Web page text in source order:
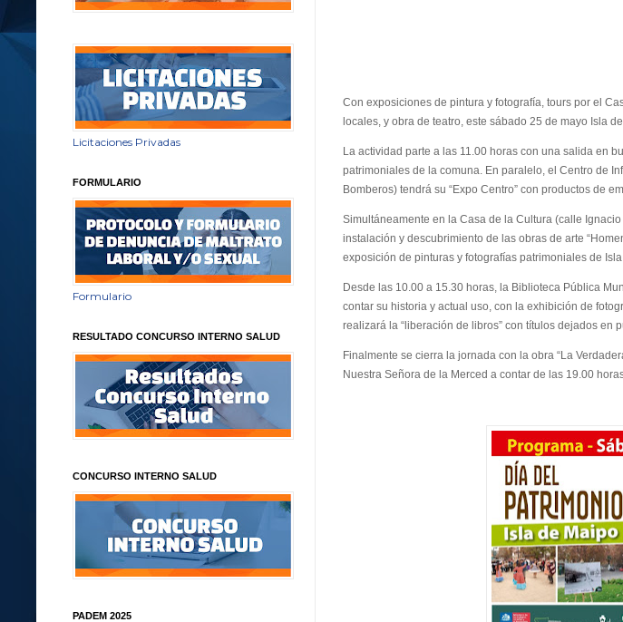
Con exposiciones de pintura y fotografía, tours por el
locales, y obra de teatro, este sábado 25 de mayo Isla
La actividad parte a las 11.00 horas con una salida en
patrimoniales de la comuna. En paralelo, el Centro de
Bomberos) tendrá su “Expo Centro” con productos de
Simultáneamente en la Casa de la Cultura (calle
instalación y descubrimiento de las obras de arte
exposición de pinturas y fotografías patrimoniales de
Desde las 10.00 a 15.30 horas, la Biblioteca Pública
contar su historia y actual uso, con la exhibición de
realizará la “liberación de libros” con títulos dejados en
Finalmente se cierra la jornada con la obra “La
Nuestra Señora de la Merced a contar de las 19.00
Licitaciones Privadas
FORMULARIO
Formulario
RESULTADO CONCURSO INTERNO SALUD
CONCURSO INTERNO SALUD
PADEM 2025